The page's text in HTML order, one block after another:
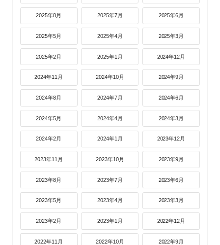
2025年8月 2025年7月 2025年6月
2025年5月 2025年4月 2025年3月
2025年2月 2025年1月 2024年12月
2024年11月 2024年10月 2024年9月
2024年8月 2024年7月 2024年6月
2024年5月 2024年4月 2024年3月
2024年2月 2024年1月 2023年12月
2023年11月 2023年10月 2023年9月
2023年8月 2023年7月 2023年6月
2023年5月 2023年4月 2023年3月
2023年2月 2023年1月 2022年12月
2022年11月 2022年10月 2022年9月